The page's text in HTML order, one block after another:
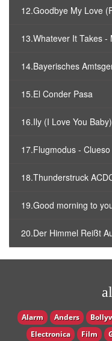
12.Goodbye My Love
13.Whatever It Takes -
14.Bayerisches
15.El Conder Pasa
16.Ily (I Love You
17.Flugmodus - Clueso
18.Thunderstruck
19.Good morning to
20.Der Himmel Reißt
Alarm Anders
Electronica
Film